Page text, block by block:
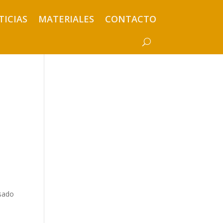
MATERIALES CONTACTO